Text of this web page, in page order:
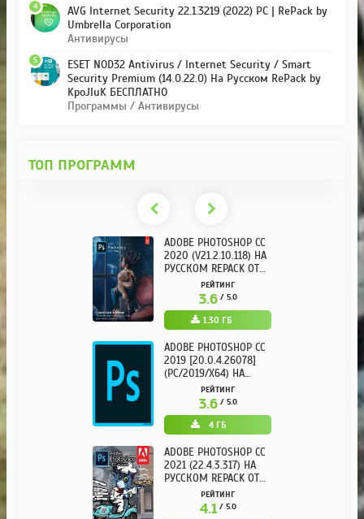
AVG Internet Security 22.1.3219 (2022) PC | RePack by
Umbrella Corporation
Антивирусы
4
ESET NOD32 Antivirus / Internet Security / Smart
Security Premium (14.0.22.0) На Русском RePack by
KpoJIuK БЕСПЛАТНО
Программы / Антивирусы
5
ТОП ПРОГРАММ
ADOBE PHOTOSHOP CC
2020 (V21.2.10.118) НА
РУССКОМ REPACK ОТ
KPOJIUKРЕЙТИНГ
3.6/ 5.0
1.30 ГБ
ADOBE PHOTOSHOP CC
2019 [20.0.4.26078]
(PC/2019/X64) НА
РУССКОМРЕЙТИНГ
3.6/ 5.0
4 ГБ
ADOBE PHOTOSHOP CC
2021 (22.4.3.317) НА
РУССКОМ REPACK ОТ
KPOJIUKРЕЙТИНГ
4.1 / 5.0